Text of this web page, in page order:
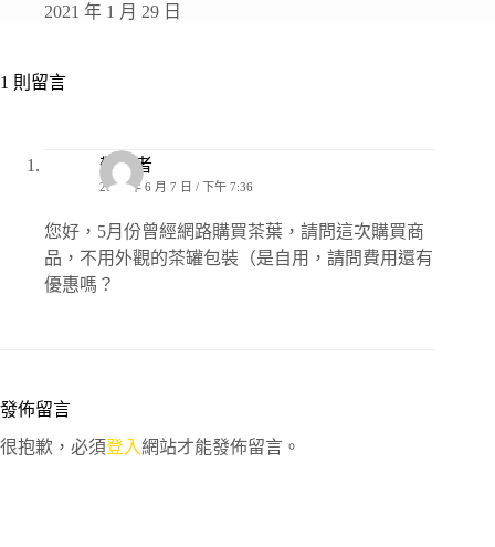
2021 年 1 月 29 日
1 則留言
敬啟者
2022 年 6 月 7 日 / 下午 7:36
您好，5月份曾經網路購買茶葉，請問這次購買商
品，不用外觀的茶罐包裝（是自用，請問費用還有
優惠嗎？
發佈留言
很抱歉，必須登入網站才能發佈留言。